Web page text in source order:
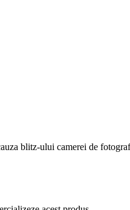
blitz-ului camerei de